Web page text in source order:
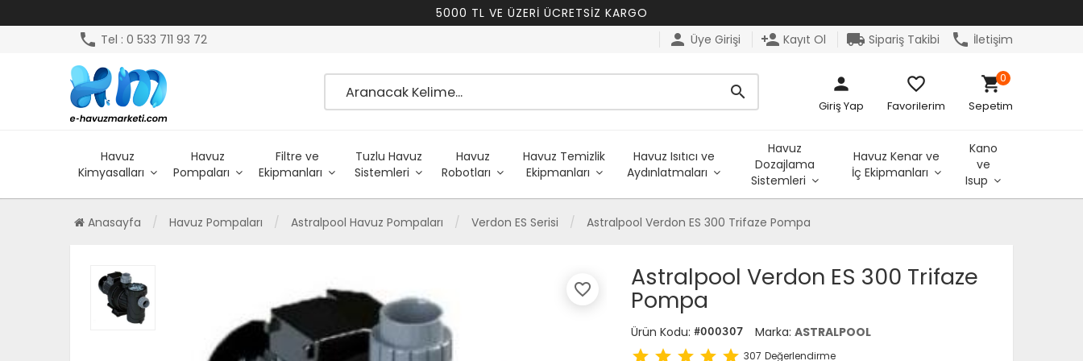
5000 TL VE ÜZERİ ÜCRETSİZ KARGO
phone Tel : 0 533 711 93 72 person Üye Girişi person_add Kayıt Ol local_shipping Sipariş Takibi phone İletişim
search person
Giriş Yap
favorite_border
Favorilerim
shopping_cart
Sepetim
0
Havuz
Kimyasalları
Havuz
Pompaları
Filtre ve
Ekipmanları
Tuzlu Havuz
Sistemleri
Havuz
Robotları
Havuz Temizlik
Ekipmanları
Havuz Isıtıcı ve
Aydınlatmaları
Havuz
Dozajlama
Sistemleri
Havuz Kenar ve
İç Ekipmanları
Kano
ve
Isup
Anasayfa Havuz Pompaları Astralpool Havuz Pompaları Verdon ES Serisi Astralpool Verdon ES 300 Trifaze Pompa
favorite_border Astralpool Verdon ES 300 Trifaze
Pompa
Ürün Kodu: #000307 Marka: ASTRALPOOL
star star star star star 307 Değerlendirme